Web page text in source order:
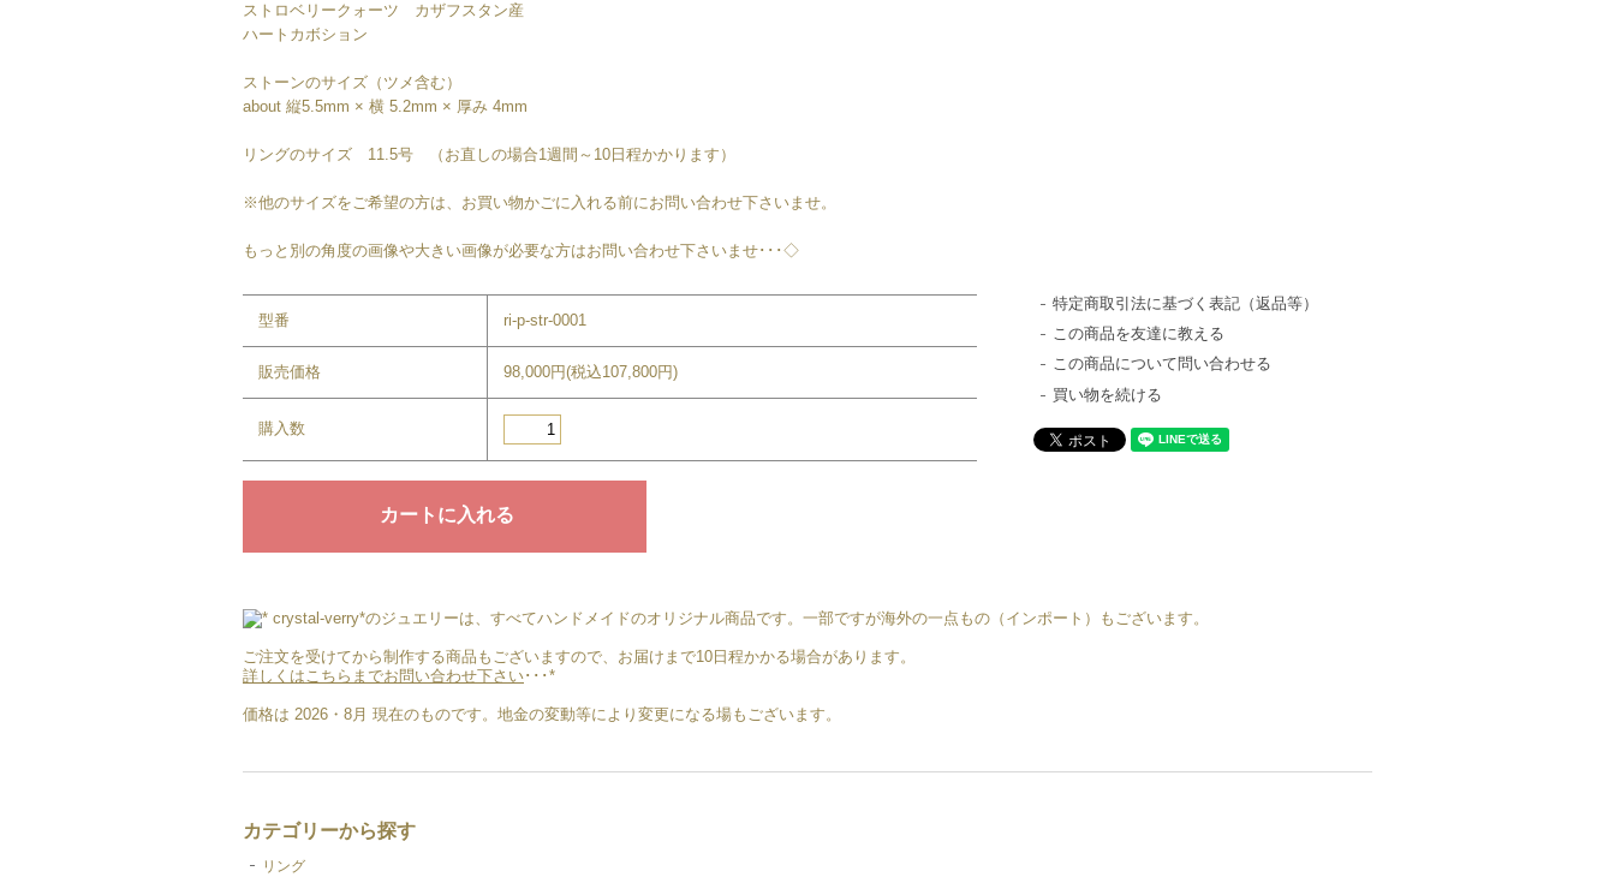
ストロベリークォーツ カザフスタン産
ハートカボション
ストーンのサイズ（ツメ含む）
about 縦5.5mm × 横 5.2mm × 厚み 4mm
リングのサイズ 11.5号 （お直しの場合1週間～10日程かかります）
※他のサイズをご希望の方は、お買い物かごに入れる前にお問い合わせ下さいませ。
もっと別の角度の画像や大きい画像が必要な方はお問い合わせ下さいませ･･･◇
型番 ri-p-str-0001
販売価格 98,000円(税込107,800円)
購入数
特定商取引法に基づく表記（返品等）
この商品を友達に教える
この商品について問い合わせる
買い物を続ける
crystal-verry*のジュエリーは、すべてハンドメイドのオリジナル商品です。一部ですが海外の一点もの（インポート）もございます。
ご注文を受けてから制作する商品もございますので、お届けまで10日程かかる場合があります。
詳しくはこちらまでお問い合わせ下さい･･･*
価格は 2026・8月 現在のものです。地金の変動等により変更になる場もございます。
カテゴリーから探す
リング